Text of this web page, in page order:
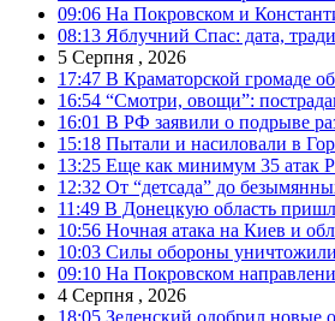
09:06 На Покровском и
08:13 Яблучний Спас: дата,
5 Серпня , 2026
17:47 В Краматорской громаде
16:54 “Смотри, овощи”:
16:01 В РФ заявили о подрыве
15:18 Пытали и насиловали в
13:25 Еще как минимум 35 атак
12:32 От “детсада” до
11:49 В Донецкую область
10:56 Ночная атака на Киев и
10:03 Силы обороны уничтожили
09:10 На Покровском
4 Серпня , 2026
18:05 Зеленский одобрил новые